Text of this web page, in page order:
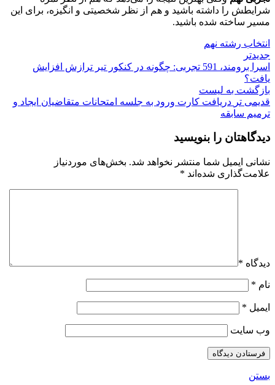
شرایطش را داشته باشید و هم از نظر شخصیتی و انگیزه، برای این
مسیر ساخته شده باشید.
انتخاب رشته نهم
جدیدتر
اسرا برومند، 591 تجربی: چگونه در کنکور تیر ترازش افزایش
یافت؟
بازگشت به لیست
قدیمی تر دریافت کارت ورود به جلسه امتحانات متقاضیان ایجاد و
ترمیم سابقه
دیدگاهتان را بنویسید
نشانی ایمیل شما منتشر نخواهد شد. بخش‌های موردنیاز
علامت‌گذاری شده‌اند *
دیدگاه *
نام *
ایمیل *
وب‌ سایت
بستن